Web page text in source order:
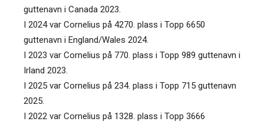
guttenavn i Canada 2023.
I 2024 var Cornelius på 4270. plass i Topp 6650
guttenavn i England/Wales 2024.
I 2023 var Cornelius på 770. plass i Topp 989 guttenavn i
Irland 2023.
I 2025 var Cornelius på 234. plass i Topp 715 guttenavn
2025.
I 2022 var Cornelius på 1328. plass i Topp 3666